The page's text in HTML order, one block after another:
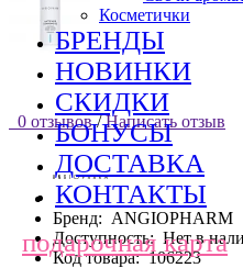
Косметички
БРЕНДЫ
НОВИНКИ
СКИДКИ
БОНУСЫ
ДОСТАВКА
КОНТАКТЫ
подарочная карта
0 отзывов / Написать отзыв
Бренд: ANGIOPHARM
Доступность: Нет в
Код товара: 106223